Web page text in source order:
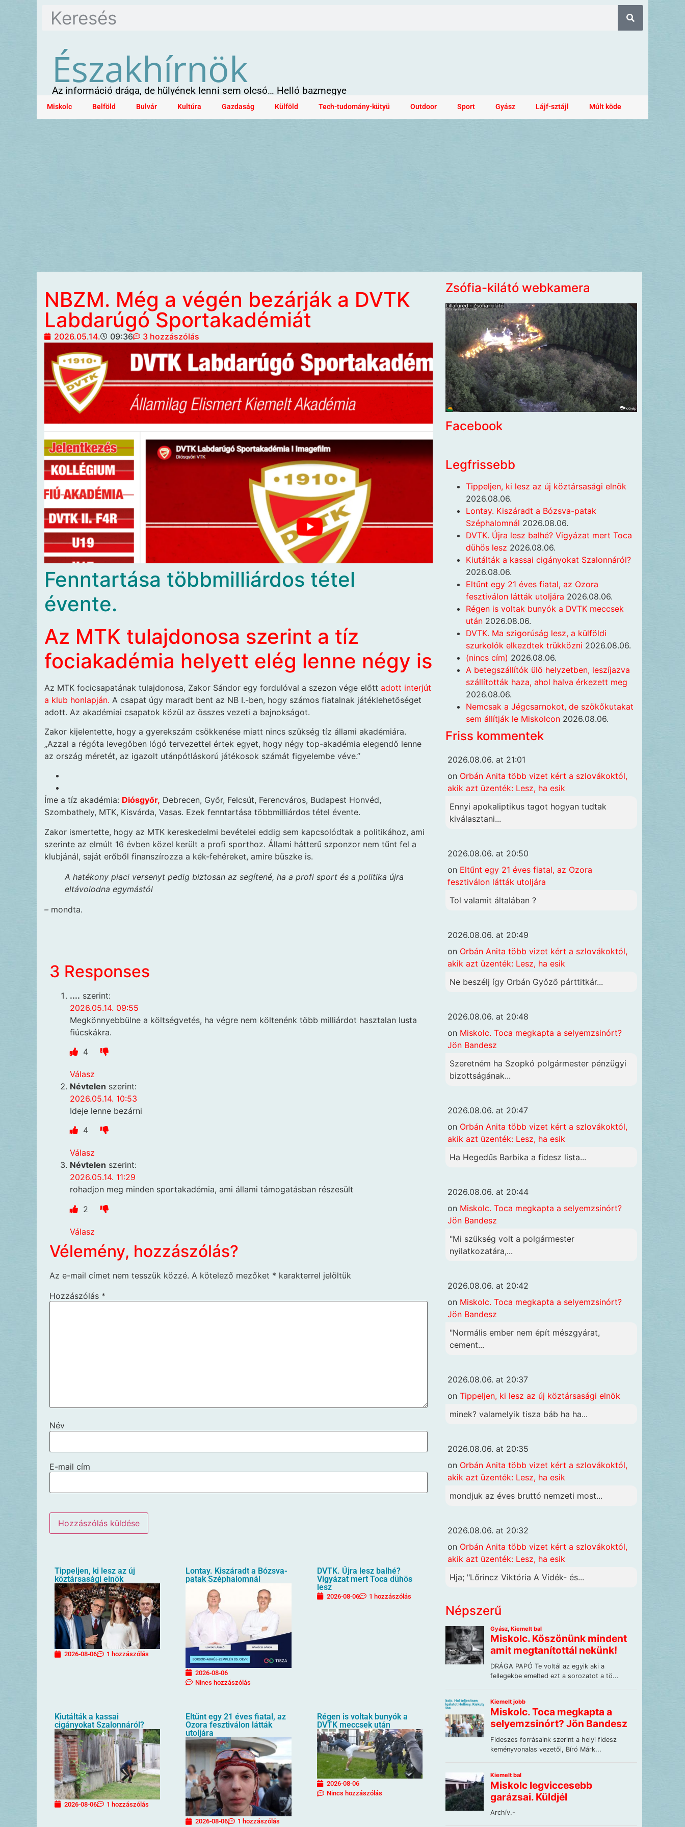
Északhírnök
Az információ drága, de hülyének lenni sem olcsó… Helló bazmegye
Miskolc Belföld Bulvár Kultúra Gazdaság Külföld Tech-tudomány-kütyü Outdoor Sport Gyász Lájf-sztájl Múlt köde
NBZM. Még a végén bezárják a DVTK
Labdarúgó Sportakadémiát
2026.05.14. 09:36 3 hozzászólás
Fenntartása többmilliárdos tétel
évente.
Az MTK tulajdonosa szerint a tíz
fociakadémia helyett elég lenne négy is
Az MTK focicsapatának tulajdonosa, Zakor Sándor egy fordulóval a szezon vége előtt adott interjút
a klub honlapján. A csapat úgy maradt bent az NB I.-ben, hogy számos fiatalnak játéklehetőséget
adott. Az akadémiai csapatok közül az összes vezeti a bajnokságot.
Zakor kijelentette, hogy a gyerekszám csökkenése miatt nincs szükség tíz állami akadémiára.
„Azzal a régóta levegőben lógó tervezettel értek egyet, hogy négy top-akadémia elegendő lenne
az ország méretét, az igazolt utánpótláskorú játékosok számát figyelembe véve.”
Íme a tíz akadémia: Diósgyőr, Debrecen, Győr, Felcsút, Ferencváros, Budapest Honvéd,
Szombathely, MTK, Kisvárda, Vasas. Ezek fenntartása többmilliárdos tétel évente.
Zakor ismertette, hogy az MTK kereskedelmi bevételei eddig sem kapcsolódtak a politikához, ami
szerinte az elmúlt 16 évben közel került a profi sporthoz. Állami hátterű szponzor nem tűnt fel a
klubjánál, saját erőből finanszírozza a kék-fehéreket, amire büszke is.
A hatékony piaci versenyt pedig biztosan az segítené, ha a profi sport és a politika újra
eltávolodna egymástól
– mondta.
3 Responses
.... szerint:
2026.05.14. 09:55
Megkönnyebbülne a költségvetés, ha végre nem költenénk több milliárdot hasztalan lusta
fiúcskákra.
4
Válasz
Névtelen szerint:
2026.05.14. 10:53
Ideje lenne bezárni
4
Válasz
Névtelen szerint:
2026.05.14. 11:29
rohadjon meg minden sportakadémia, ami állami támogatásban részesült
2
Válasz
Vélemény, hozzászólás?
Az e-mail címet nem tesszük közzé. A kötelező mezőket * karakterrel jelöltük
Hozzászólás *
Név
E-mail cím
Tippeljen, ki lesz az új
köztársasági elnök
2026-08-06 1 hozzászólás
Lontay. Kiszáradt a Bózsva-
patak Széphalomnál
2026-08-06
Nincs hozzászólás
DVTK. Újra lesz balhé?
Vigyázat mert Toca dühös
lesz
2026-08-06 1 hozzászólás
Kiutálták a kassai
cigányokat Szalonnáról?
2026-08-06 1 hozzászólás
Eltűnt egy 21 éves fiatal, az
Ozora fesztiválon látták
utoljára
2026-08-06 1 hozzászólás
Régen is voltak bunyók a
DVTK meccsek után
2026-08-06
Nincs hozzászólás
Zsófia-kilátó webkamera
Facebook
Legfrissebb
Tippeljen, ki lesz az új köztársasági elnök
2026.08.06.
Lontay. Kiszáradt a Bózsva-patak
Széphalomnál 2026.08.06.
DVTK. Újra lesz balhé? Vigyázat mert Toca
dühös lesz 2026.08.06.
Kiutálták a kassai cigányokat Szalonnáról?
2026.08.06.
Eltűnt egy 21 éves fiatal, az Ozora
fesztiválon látták utoljára 2026.08.06.
Régen is voltak bunyók a DVTK meccsek
után 2026.08.06.
DVTK. Ma szigorúság lesz, a külföldi
szurkolók elkezdtek trükközni 2026.08.06.
(nincs cím) 2026.08.06.
A betegszállítók ülő helyzetben, leszíjazva
szállították haza, ahol halva érkezett meg
2026.08.06.
Nemcsak a Jégcsarnokot, de szökőkutakat
sem állítják le Miskolcon 2026.08.06.
Friss kommentek
2026.08.06. at 21:01
on Orbán Anita több vizet kért a szlovákoktól,
akik azt üzenték: Lesz, ha esik
Ennyi apokaliptikus tagot hogyan tudtak
kiválasztani...
2026.08.06. at 20:50
on Eltűnt egy 21 éves fiatal, az Ozora
fesztiválon látták utoljára
Tol valamit általában ?
2026.08.06. at 20:49
on Orbán Anita több vizet kért a szlovákoktól,
akik azt üzenték: Lesz, ha esik
Ne beszélj így Orbán Győző párttitkár...
2026.08.06. at 20:48
on Miskolc. Toca megkapta a selyemzsinórt?
Jön Bandesz
Szeretném ha Szopkó polgármester pénzügyi
bizottságának...
2026.08.06. at 20:47
on Orbán Anita több vizet kért a szlovákoktól,
akik azt üzenték: Lesz, ha esik
Ha Hegedűs Barbika a fidesz lista...
2026.08.06. at 20:44
on Miskolc. Toca megkapta a selyemzsinórt?
Jön Bandesz
"Mi szükség volt a polgármester
nyilatkozatára,...
2026.08.06. at 20:42
on Miskolc. Toca megkapta a selyemzsinórt?
Jön Bandesz
"Normális ember nem épít mészgyárat,
cement...
2026.08.06. at 20:37
on Tippeljen, ki lesz az új köztársasági elnök
minek? valamelyik tisza báb ha ha...
2026.08.06. at 20:35
on Orbán Anita több vizet kért a szlovákoktól,
akik azt üzenték: Lesz, ha esik
mondjuk az éves bruttó nemzeti most...
2026.08.06. at 20:32
on Orbán Anita több vizet kért a szlovákoktól,
akik azt üzenték: Lesz, ha esik
Hja; "Lőrincz Viktória A Vidék- és...
Népszerű